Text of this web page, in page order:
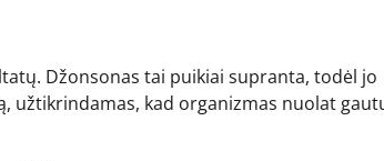
Džonsonas tai puikiai supranta, todėl jo
užtikrindamas, kad organizmas nuolat